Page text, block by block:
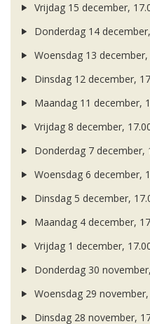
Vrijdag 15 december,
Donderdag 14
Woensdag 13
Dinsdag 12 december,
Maandag 11 december,
Vrijdag 8 december,
Donderdag 7 december,
Woensdag 6 december,
Dinsdag 5 december,
Maandag 4 december,
Vrijdag 1 december,
Donderdag 30
Woensdag 29
Dinsdag 28 november,